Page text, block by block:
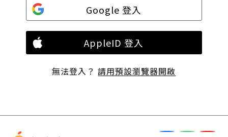
Google 登入
AppleID 登入
無法登入？請用預設瀏覽器開啟